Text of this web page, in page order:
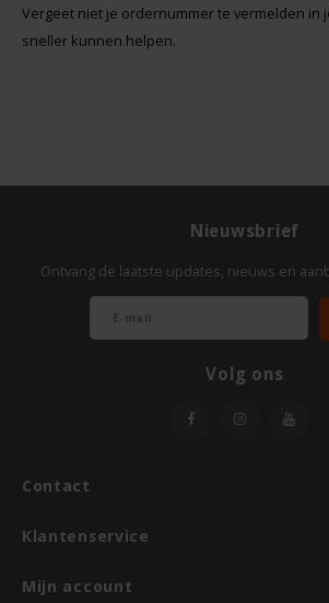
Vergeet niet je ordernummer te vermelden in
sneller kunnen helpen.
Contact
Nieuwsbrief
Ontvang de laatste updates, nieuws en
Volg ons
Klantenservice
Mijn account